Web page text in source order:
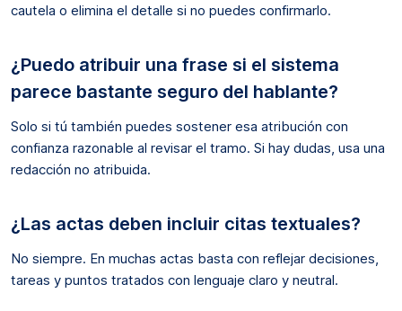
cautela o elimina el detalle si no puedes confirmarlo.
¿Puedo atribuir una frase si el sistema
parece bastante seguro del hablante?
Solo si tú también puedes sostener esa atribución con
confianza razonable al revisar el tramo. Si hay dudas, usa una
redacción no atribuida.
¿Las actas deben incluir citas textuales?
No siempre. En muchas actas basta con reflejar decisiones,
tareas y puntos tratados con lenguaje claro y neutral.